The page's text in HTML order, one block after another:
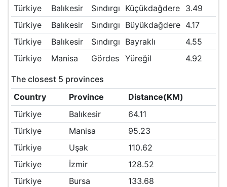
Türkiye
Balıkesir Sındırgı Küçükdağdere
3.49
Türkiye
Balıkesir Sındırgı Büyükdağdere 4.17
Türkiye
Balıkesir Sındırgı Bayraklı
4.55
Türkiye
Manisa Gördes Yüreğil 4.92
The closest 5 provinces
Country
Province
Distance(KM)
Türkiye
Balıkesir
64.11
Türkiye
Manisa
95.23
Türkiye
Uşak
110.62
Türkiye
İzmir
128.52
Türkiye
Bursa 133.68